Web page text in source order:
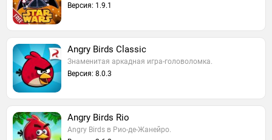
Версия: 1.9.1
Angry Birds Classic
Знаменитая аркадная игра-головоломка.
Версия: 8.0.3
Angry Birds Rio
Angry Birds в Рио-де-Жанейро.